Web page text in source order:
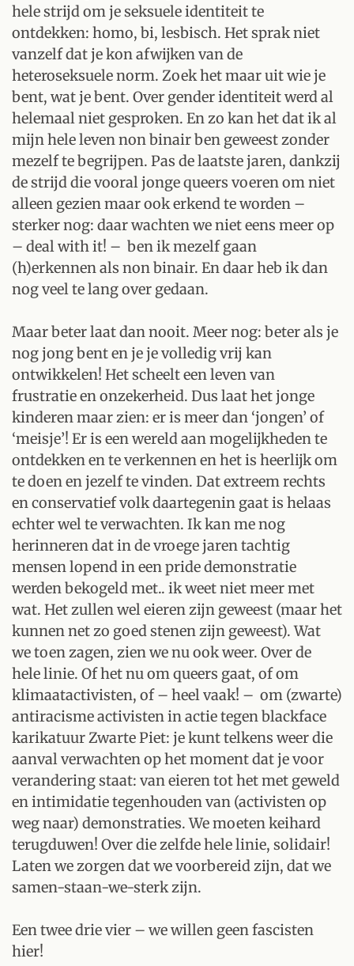
hele strijd om je seksuele identiteit te
ontdekken: homo, bi, lesbisch. Het sprak niet
vanzelf dat je kon afwijken van de
heteroseksuele norm. Zoek het maar uit wie je
bent, wat je bent. Over gender identiteit werd al
helemaal niet gesproken. En zo kan het dat ik al
mijn hele leven non binair ben geweest zonder
mezelf te begrijpen. Pas de laatste jaren, dankzij
de strijd die vooral jonge queers voeren om niet
alleen gezien maar ook erkend te worden –
sterker nog: daar wachten we niet eens meer op
– deal with it! – ben ik mezelf gaan
(h)erkennen als non binair. En daar heb ik dan
nog veel te lang over gedaan.
Maar beter laat dan nooit. Meer nog: beter als je
nog jong bent en je je volledig vrij kan
ontwikkelen! Het scheelt een leven van
frustratie en onzekerheid. Dus laat het jonge
kinderen maar zien: er is meer dan ‘jongen’ of
‘meisje’! Er is een wereld aan mogelijkheden te
ontdekken en te verkennen en het is heerlijk om
te doen en jezelf te vinden. Dat extreem rechts
en conservatief volk daartegenin gaat is helaas
echter wel te verwachten. Ik kan me nog
herinneren dat in de vroege jaren tachtig
mensen lopend in een pride demonstratie
werden bekogeld met.. ik weet niet meer met
wat. Het zullen wel eieren zijn geweest (maar het
kunnen net zo goed stenen zijn geweest). Wat
we toen zagen, zien we nu ook weer. Over de
hele linie. Of het nu om queers gaat, of om
klimaatactivisten, of – heel vaak! – om (zwarte)
antiracisme activisten in actie tegen blackface
karikatuur Zwarte Piet: je kunt telkens weer die
aanval verwachten op het moment dat je voor
verandering staat: van eieren tot het met geweld
en intimidatie tegenhouden van (activisten op
weg naar) demonstraties. We moeten keihard
terugduwen! Over die zelfde hele linie, solidair!
Laten we zorgen dat we voorbereid zijn, dat we
samen-staan-we-sterk zijn.
Een twee drie vier – we willen geen fascisten
hier!